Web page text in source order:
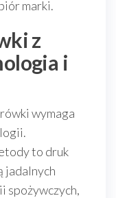
marki.
z
i
wymaga
to druk
jadalnych
spożywczych,